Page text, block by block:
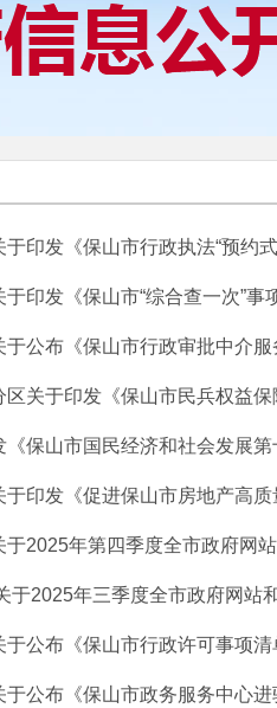
印发《保山市行政执法“预约
印发《保山市“综合查一次”事
公布《保山市行政审批中介
关于印发《保山市民兵权益
保山市国民经济和社会发展
印发《促进保山市房地产高
2025年第四季度全市政府网
于2025年三季度全市政府网站
公布《保山市行政许可事项
公布《保山市政务服务中心